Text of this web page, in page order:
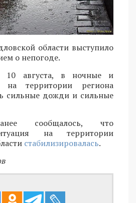
области выступило
о непогоде.
10 августа, в ночные и
на территории региона
сильные дожди и сильные
сообщалось, что
на территории
стабилизировалась.